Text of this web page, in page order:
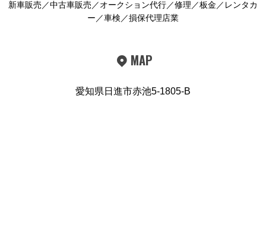
新車販売／中古車販売／オークション代行／修理／板金／レンタカ
ー／車検／損保代理店業
MAP
愛知県日進市赤池5-1805-B